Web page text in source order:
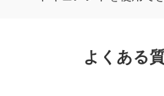
よくある